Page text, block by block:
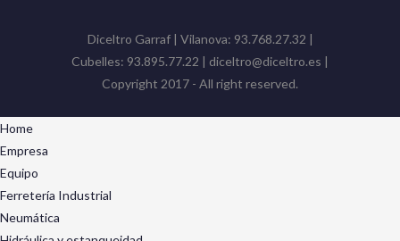
Diceltro Garraf | Vilanova: 93.768.27.32 |
Cubelles: 93.895.77.22 | diceltro@diceltro.es |
Copyright 2017 - All right reserved.
Home
Empresa
Equipo
Ferretería Industrial
Neumática